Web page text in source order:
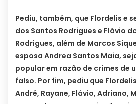
Pediu, também, que Flordelis e
dos Santos Rodrigues e Flávio
Rodrigues, além de Marcos
esposa Andrea Santos Maia,
popular em razão de crimes de
falso. Por fim, pediu que
André, Rayane, Flávio, Adriano,